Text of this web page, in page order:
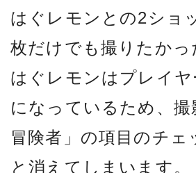
はぐレモンとの2ショ
枚だけでも撮りたかっ
はぐレモンはプレイヤ
になっているため、撮
冒険者」の項目のチェ
と消えてしまいます。